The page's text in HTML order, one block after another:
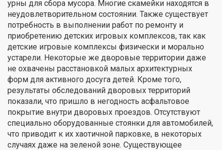
урны для сбора мусора. Многие скамейки находятся в
неудовлетворительном состоянии. Также существует
потребность в выполнении работ по ремонту и
приобретению детских игровых комплексов, так как
детские игровые комплексы физически и морально
устарели. Некоторые же дворовые территории даже
не охвачены расстановкой малых архитектурных
форм для активного досуга детей. Кроме того,
результаты обследований дворовых территорий
показали, что пришло в негодность асфальтовое
покрытие внутри дворовых проездов. Отсутствуют
специально оборудованные стоянки для автомобилей,
что приводит к их хаотичной парковке, в некоторых
случаях даже на зеленой зоне. Существующее